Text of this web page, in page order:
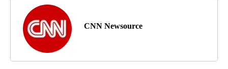
CNN Newsource